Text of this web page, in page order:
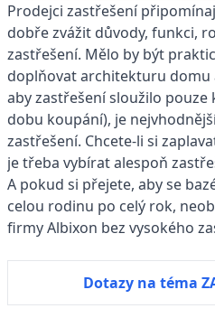
Prodejci zastřešení
dobře zvážit důvody, funkci,
zastřešení. Mělo by být
doplňovat architekturu domu
aby zastřešení sloužilo
dobu koupání), je
zastřešení. Chcete-li si
je třeba vybírat alespoň
A pokud si přejete, aby se
celou rodinu po celý rok,
firmy Albixon bez vysokého
Dotazy na téma